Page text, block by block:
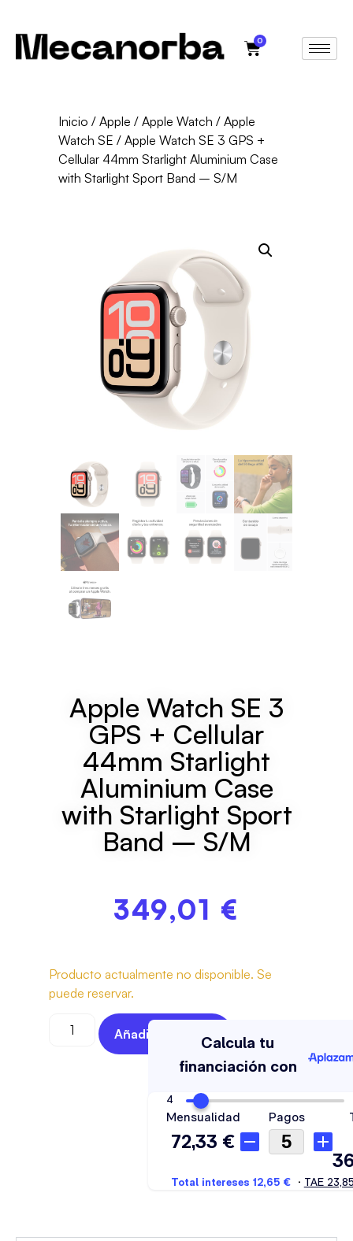
0
Inicio /Apple /Apple Watch /Apple
Watch SE / Apple Watch SE 3 GPS +
Cellular 44mm Starlight Aluminium Case
with Starlight Sport Band – S/M
Apple Watch SE 3
GPS + Cellular
44mm Starlight
Aluminium Case
with Starlight Sport
Band – S/M
349,01 €
Producto actualmente no disponible. Se
puede reservar.
Añadir Al Carrito